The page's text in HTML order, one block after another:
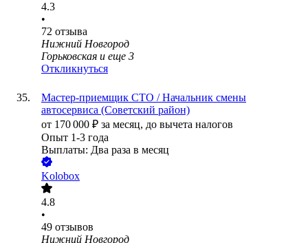
4.3
•
72 отзыва
Нижний Новгород
Горьковская и еще 3
Откликнуться
Мастер-приемщик СТО / Начальник смены
автосервиса (Советский район)
от 170 000 ₽ за месяц, до вычета налогов
Опыт 1-3 года
Выплаты: Два раза в месяц
Kolobox
4.8
•
49 отзывов
Нижний Новгород